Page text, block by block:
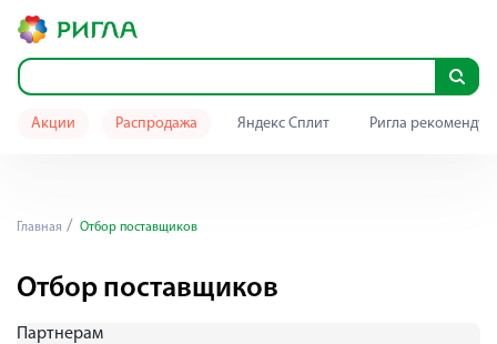
Акции Распродажа Яндекс Сплит Ригла
Главная Отбор поставщиков
Отбор поставщиков
Партнерам